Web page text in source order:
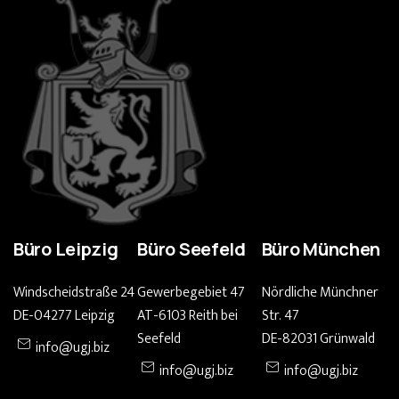
Büro Leipzig
Windscheidstraße 24
DE-04277 Leipzig
info@ugj.biz
Büro Seefeld
Gewerbegebiet 47
AT-6103 Reith bei
Seefeld
info@ugj.biz
Büro München
Nördliche Münchner
Str. 47
DE-82031 Grünwald
info@ugj.biz